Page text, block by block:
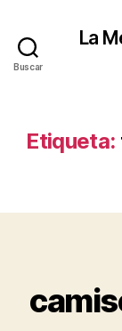
Buscar
La
Etiqueta: